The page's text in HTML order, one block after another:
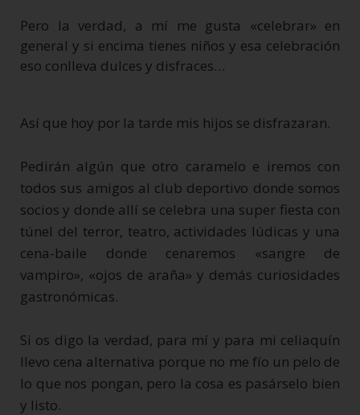
Pero la verdad, a mí me gusta «celebrar» en
general y si encima tienes niños y esa celebración
eso conlleva dulces y disfraces…
Así que hoy por la tarde mis hijos se disfrazaran.
Pedirán algún que otro caramelo e iremos con
todos sus amigos al club deportivo donde somos
socios y donde allí se celebra una super fiesta con
túnel del terror, teatro, actividades lúdicas y una
cena-baile donde cenaremos «sangre de
vampiro», «ojos de araña» y demás curiosidades
gastronómicas.
Si os digo la verdad, para mí y para mi celiaquín
llevo cena alternativa porque no me fío un pelo de
lo que nos pongan, pero la cosa es pasárselo bien
y listo.